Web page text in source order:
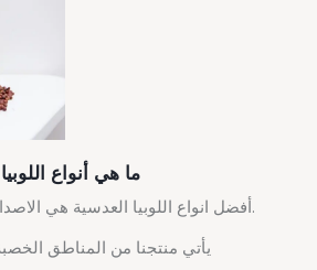
ما هي أنواع
أفضل انواع اللوبيا العدسية هي الاصداف الطازجة والمبشورة.
يأتي منتجنا من المناطق